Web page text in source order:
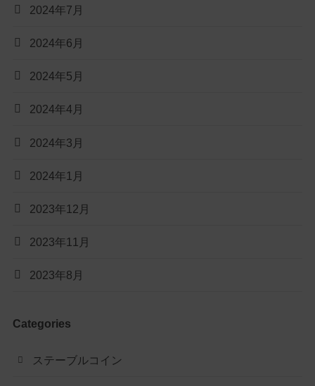
2024年7月
2024年6月
2024年5月
2024年4月
2024年3月
2024年1月
2023年12月
2023年11月
2023年8月
Categories
ステーブルコイン